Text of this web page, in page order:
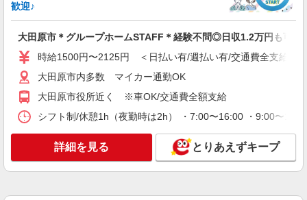
大田原市内多数 マイカー通勤OK
キープ 詳細を見る
派遣社員
株式会社kotrio /●UT-H-2086493
＜大田原市＞小さなデイサービスSTAFF≪週3
勤務≫≪夕方退社≫
通費全支給(ガソリン代含む)＞
大田原市
歓迎♪
大田原市＊グループホームSTAFF＊経験不問◎日収1.2万円も可
時給1500円〜2125円 ＜日払い有/週払い有/交通費全支給(ガ
大田原市内多数 マイカー通勤OK
大田原市役所近く ※車OK/交通費全額支給
シフト制/休憩1h（夜勤時は2h） ・7:00〜16:00 ・9:00〜
詳細を見る とりあえずキープ